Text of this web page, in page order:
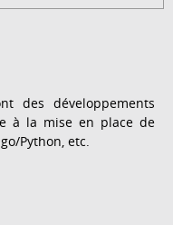
des développements
à la mise en place de
Python, etc.